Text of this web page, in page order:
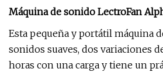
Máquina de sonido LectroFan
Esta pequeña y portátil máquina
sonidos suaves, dos variaciones
horas con una carga y tiene un